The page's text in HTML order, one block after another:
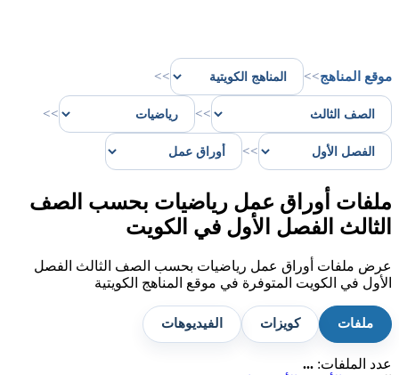
موقع المناهج>>
>>
>>
>>
>>
ملفات أوراق عمل رياضيات بحسب الصف
الثالث الفصل الأول في الكويت
عرض ملفات أوراق عمل رياضيات بحسب الصف الثالث الفصل
الأول في الكويت المتوفرة في موقع المناهج الكويتية
ملفات كويزات الفيديوهات
عدد الملفات: ...